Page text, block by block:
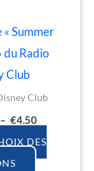
« Summer
du Radio
Club
Club
– €4.50
DES
options
peuvent
choisies
sur
la